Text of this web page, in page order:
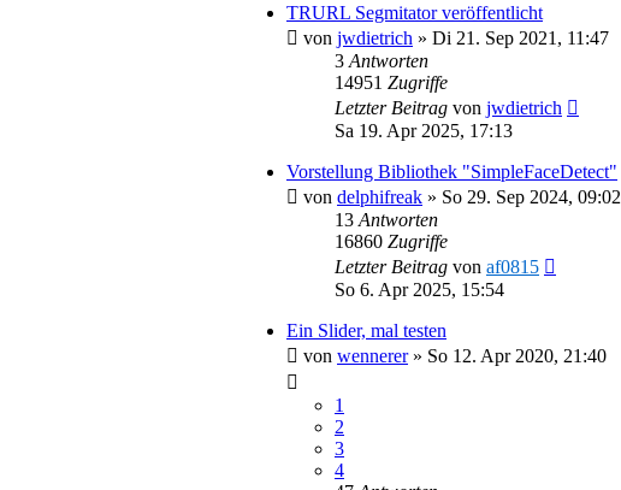
TRURL Segmitator veröffentlicht
von jwdietrich » Di 21. Sep 2021, 11:47
3 Antworten
14951 Zugriffe
Letzter Beitrag von jwdietrich
Sa 19. Apr 2025, 17:13
Vorstellung Bibliothek "SimpleFaceDetect"
von delphifreak » So 29. Sep 2024, 09:02
13 Antworten
16860 Zugriffe
Letzter Beitrag von af0815
So 6. Apr 2025, 15:54
Ein Slider, mal testen
von wennerer» So 12. Apr 2020, 21:40
1
2
3
4